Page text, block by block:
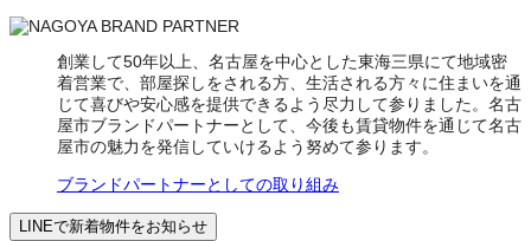
創業して50年以上、名古屋を中心とした東海三県にて地域密
着営業で、部屋探しをされる方、生活される方々に住まいを通
じて喜びや安心感を提供できるよう尽力して参りました。名古
屋市ブランドパートナーとして、今後も賃貸物件を通じて名古
屋市の魅力を発信していけるよう努めて参ります。
ブランドパートナーとしての取り組み
LINEで新着物件をお知らせ